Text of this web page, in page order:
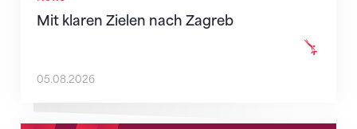
Mit klaren Zielen nach Zagreb
05.08.2026